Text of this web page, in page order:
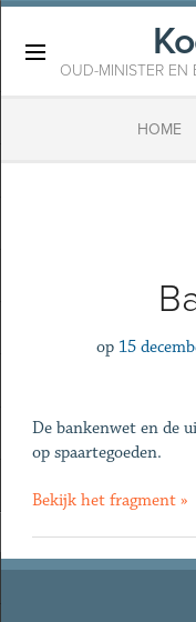
OUD-MINISTER EN
HOME
op 15
De bankenwet en de
op spaartegoeden.
Bekijk het fragment »